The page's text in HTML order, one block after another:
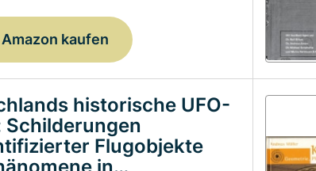
kaufen
historische UFO-
Schilderungen
Flugobjekte
in…